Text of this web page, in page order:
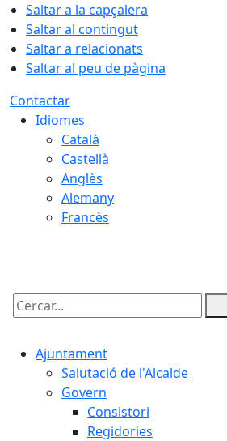
Saltar a la capçalera
Saltar al contingut
Saltar a relacionats
Saltar al peu de pàgina
Contactar
Idiomes
Català
Castellà
Anglès
Alemany
Francès
Cercar:
Ajuntament
Salutació de l'Alcalde
Govern
Consistori
Regidories